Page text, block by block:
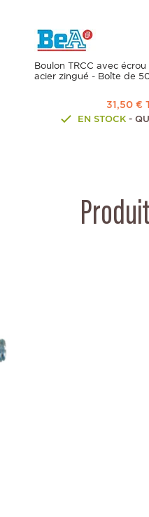
Boulon TRCC avec
acier zingué - Boîte de
31,50 €
EN STOCK -